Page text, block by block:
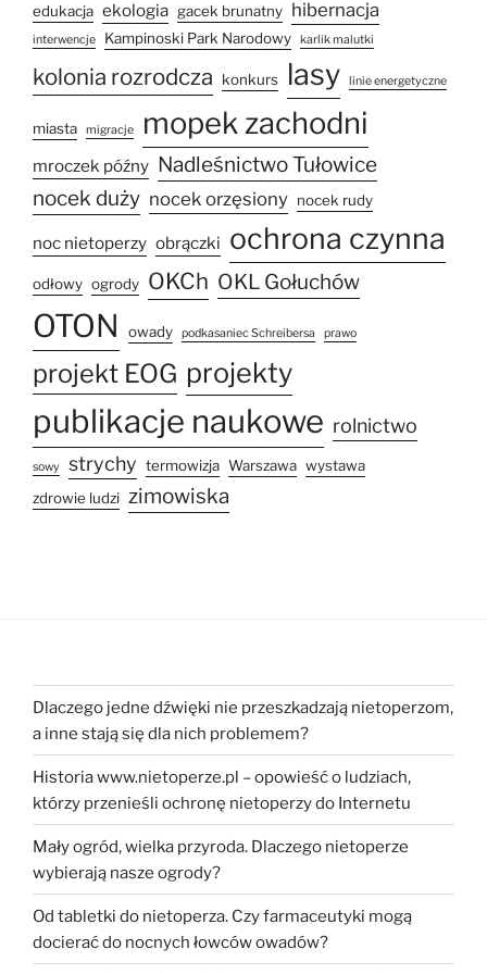
edukacja ekologia gacek brunatny hibernacja
interwencje Kampinoski Park Narodowy karlik malutki
kolonia rozrodcza konkurs lasy linie energetyczne
miasta migracje mopek zachodni
mroczek późny Nadleśnictwo Tułowice
nocek duży nocek orzęsiony nocek rudy
noc nietoperzy obrączki ochrona czynna
odłowy ogrody OKCh OKL Gołuchów
OTON owady podkasaniec Schreibersa prawo
projekt EOG projekty
publikacje naukowe rolnictwo
sowy strychy termowizja Warszawa wystawa
zdrowie ludzi zimowiska
Dlaczego jedne dźwięki nie przeszkadzają nietoperzom,
a inne stają się dla nich problemem?
Historia www.nietoperze.pl – opowieść o ludziach,
którzy przenieśli ochronę nietoperzy do Internetu
Mały ogród, wielka przyroda. Dlaczego nietoperze
wybierają nasze ogrody?
Od tabletki do nietoperza. Czy farmaceutyki mogą
docierać do nocnych łowców owadów?